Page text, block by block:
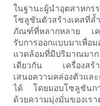
ในฐานะผู้นำอุตสาหก
โซลูชันตัวสร้างเคสที่ล้
ภัณฑ์ที่หลากหลาย เครื่
รับการออกแบบมาเพื่อ
แวดล้อมที่มีปริมาณมา
เดียวกัน เครื่องสร้าง
เสนอความคล่องตัวแล
ได้ โดยมอบโซลูชันกา
ด้วยความมุ่งมั่นของเร